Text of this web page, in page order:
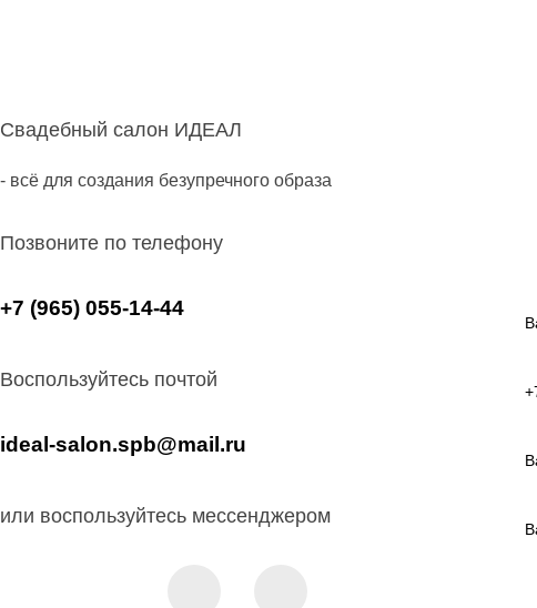
Свадебный салон ИДЕАЛ
- всё для создания безупречного образа
Позвоните по телефону
+7 (965) 055-14-44
Воспользуйтесь почтой
ideal-salon.spb@mail.ru
или воспользуйтесь мессенджером